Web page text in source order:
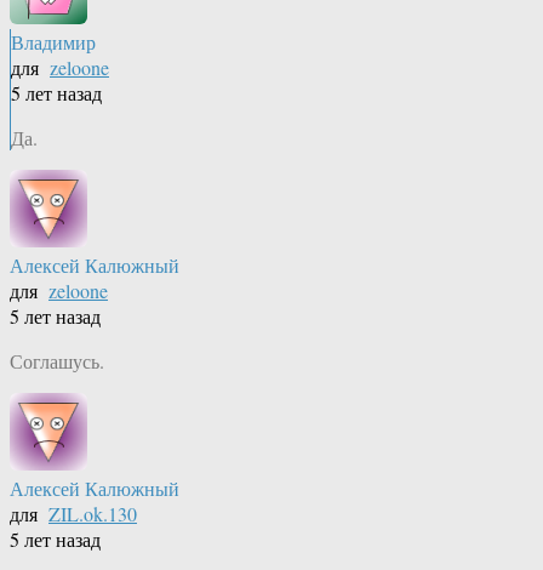
Владимир
для zeloone
5 лет назад
Да.
Алексей Калюжный
для zeloone
5 лет назад
Соглашусь.
Алексей Калюжный
для ZIL.ok.130
5 лет назад